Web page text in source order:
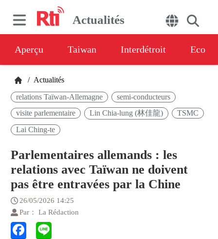
Actualités
Aperçu Taiwan Interdétroit Eco
/ Actualités
relations Taïwan-Allemagne
semi-conducteurs
visite parlementaire
Lin Chia-lung (林佳龍)
TSMC
Lai Ching-te
Parlementaires allemands : les
relations avec Taïwan ne doivent
pas être entravées par la Chine
26/05/2026 14:25
Par： La Rédaction